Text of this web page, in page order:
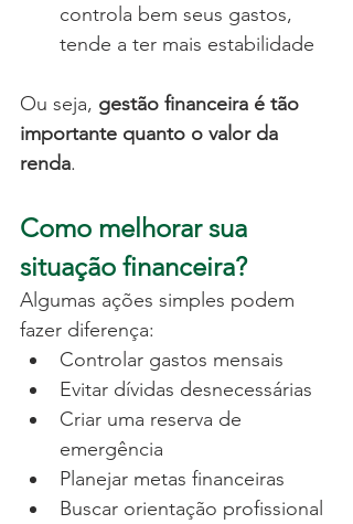
controla bem seus gastos,
tende a ter mais estabilidade
Ou seja, gestão financeira é tão
importante quanto o valor da
renda.
Como melhorar sua
situação financeira?
Algumas ações simples podem
fazer diferença:
Controlar gastos mensais
Evitar dívidas desnecessárias
Criar uma reserva de
emergência
Planejar metas financeiras
Buscar orientação profissional